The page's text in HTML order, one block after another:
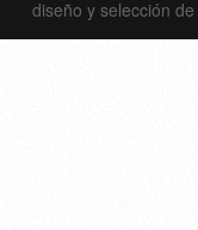
diseño y selección